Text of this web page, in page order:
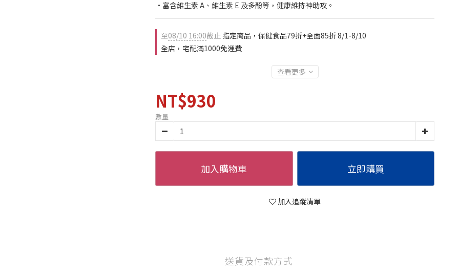
•富含維生素 A、維生素 E 及多酚等，健康維持神助攻。
至08/10 16:00截止 指定商品，保健食品79折+全面85折 8/1-8/10
全店，宅配滿1000免運費
查看更多
NT$930
數量
加入購物車 立即購買
加入追蹤清單
送貨及付款方式